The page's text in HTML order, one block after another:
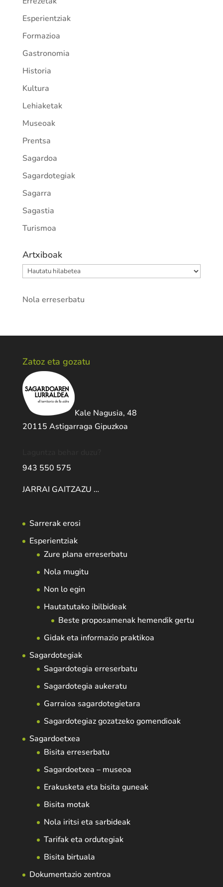
Esperientziak
Formazioa
Gastronomia
Historia
Kultura
Lehiaketak
Museoak
Prentsa
Sagardoa
Sagardotegiak
Sagarra
Sagastia
Turismoa
Artxiboak
Artxiboak
Nola erreserbatu
Zatoz eta gozatu
Kale Nagusia, 48
20115 Astigarraga Gipuzkoa
943 550 575
JARRAI GAITZAZU …
Sarrerak erosi
Esperientziak
Zure plana erreserbatu
Nola mugitu
Non lo egin
Hautatutako ibilbideak
Beste proposamenak hemendik gertu
Gidak eta informazio praktikoa
Sagardotegiak
Sagardotegia erreserbatu
Sagardotegia aukeratu
Garraioa sagardotegietara
Sagardotegiaz gozatzeko gomendioak
Sagardoetxea
Bisita erreserbatu
Sagardoetxea – museoa
Erakusketa eta bisita guneak
Bisita motak
Nola iritsi eta sarbideak
Tarifak eta ordutegiak
Bisita birtuala
Dokumentazio zentroa